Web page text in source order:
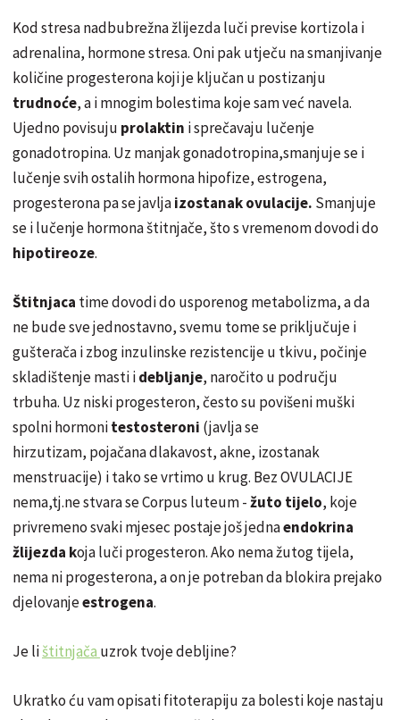
Kod stresanadbubrežnažlijezdaluči previse kortizola i
adrenalina, hormone stresa. Oni pak utječu na smanjivanje
količineprogesterona koji je ključan u postizanju
trudnoće, a i mnogim bolestima koje samveć navela.
Ujedno povisuju prolaktin isprečavaju lučenje
gonadotropina. Uz manjak gonadotropina,smanjuje se i
lučenjesvih ostalih hormona hipofize, estrogena,
progesterona pa se javljaizostanak ovulacije. Smanjuje
se ilučenjehormona štitnjače, što s vremenom dovodi do
hipotireoze.
Štitnjaca time dovodi do usporenog metabolizma, a da
ne bude svejednostavno, svemu tome se priključuje i
gušteračai zbog inzulinske rezistencije u tkivu, počinje
skladištenjemasti idebljanje, naročito u području
trbuha. Uz niski progesteron, čestosu povišenimuški
spolni hormonitestosteroni (javlja se
hirzutizam, pojačanadlakavost, akne, izostanak
menstruacije) i tako se vrtimo u krug. Bez OVULACIJE
nema,tj.ne stvara se Corpus luteum -žuto tijelo, koje
privremeno svaki mjesec postajejošjednaendokrina
žlijezda koja luči progesteron. Ako nema žutog tijela,
nema ni progesterona, a on je potreban da blokira prejako
djelovanjeestrogena.
Je lištitnjača uzrok tvoje debljine?
Ukratko ćuvam opisati fitoterapiju za bolesti koje nastaju